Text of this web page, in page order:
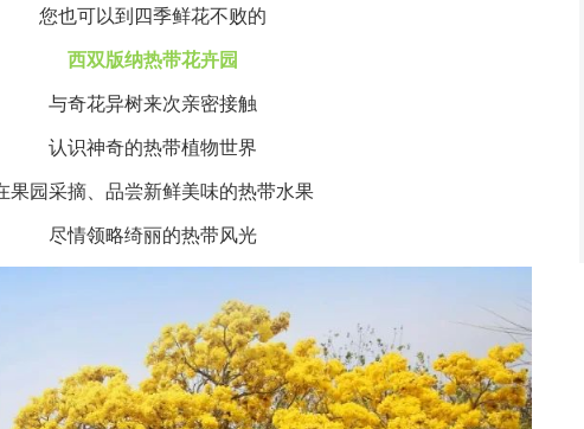
您也可以到四季鲜花不败的
西双版纳热带花卉园
与奇花异树来次亲密接触
认识神奇的热带植物世界
果园采摘、品尝新鲜美味的热带水果
尽情领略绮丽的热带风光